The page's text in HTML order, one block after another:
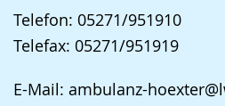
Telefon: 05271/951910
Telefax: 05271/951919
E-Mail: ambulanz-
wird
angezeigt.